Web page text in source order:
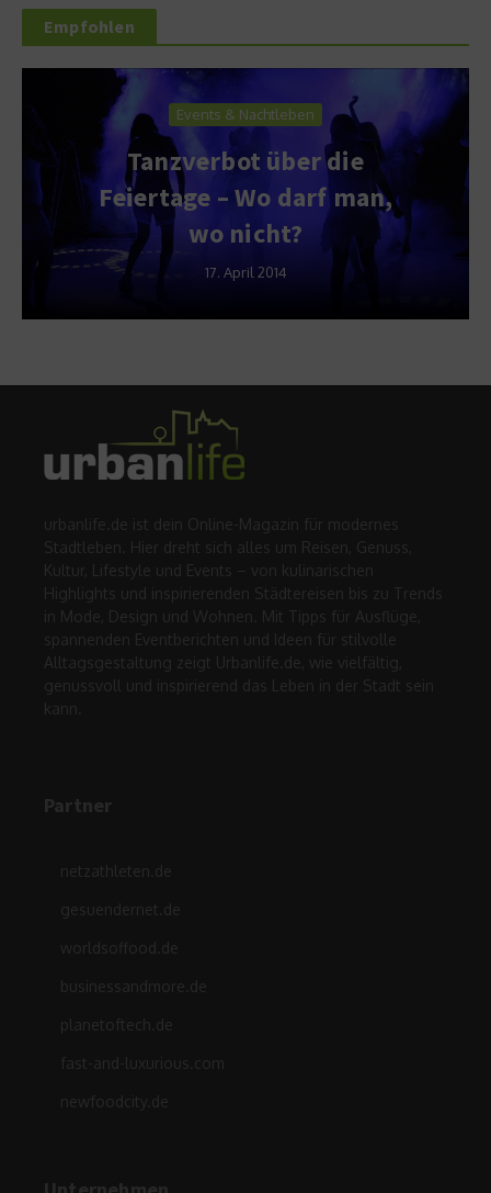
Empfohlen
Events & Nachtleben
Tanzverbot über die
Feiertage – Wo darf man,
wo nicht?
17. April 2014
urbanlife.de ist dein Online-Magazin für modernes
Stadtleben. Hier dreht sich alles um Reisen, Genuss,
Kultur, Lifestyle und Events – von kulinarischen
Highlights und inspirierenden Städtereisen bis zu Trends
in Mode, Design und Wohnen. Mit Tipps für Ausflüge,
spannenden Eventberichten und Ideen für stilvolle
Alltagsgestaltung zeigt Urbanlife.de, wie vielfältig,
genussvoll und inspirierend das Leben in der Stadt sein
kann.
Partner
netzathleten.de
gesuendernet.de
worldsoffood.de
businessandmore.de
planetoftech.de
fast-and-luxurious.com
newfoodcity.de